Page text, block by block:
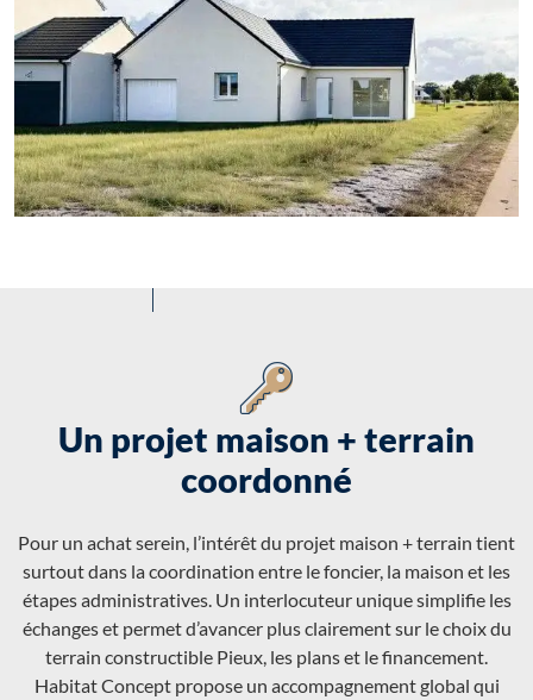
Un projet maison + terrain
coordonné
Pour un achat serein, l’intérêt du projet maison + terrain tient
surtout dans la coordination entre le foncier, la maison et les
étapes administratives. Un interlocuteur unique simplifie les
échanges et permet d’avancer plus clairement sur le choix du
terrain constructible Pieux, les plans et le financement.
Habitat Concept propose un accompagnement global qui